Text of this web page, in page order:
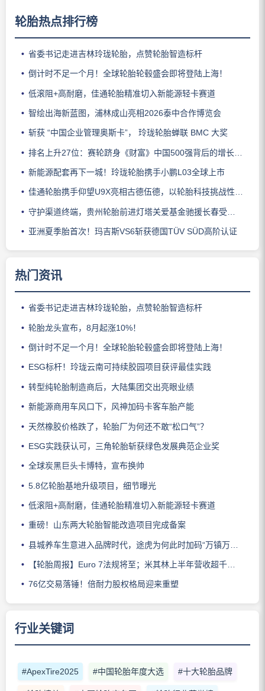
轮胎热点排行榜
省委书记走进吉林玲珑轮胎，点赞轮胎智造标杆
倒计时不足一个月！全球轮胎轮毂盛会即将登陆上海！
低滚阻+高耐磨，佳通轮胎精准切入新能源轻卡赛道
智绘出海新蓝图，浦林成山亮相2026泰中合作博览会
斩获 “中国企业管理奥斯卡”， 玲珑轮胎蝉联 BMC 大奖
排名上升27位：赛轮跻身《财富》中国500强背后的增长逻辑
新能源配套再下一城！玲珑轮胎携手小鹏L03全球上市
佳通轮胎携手仰望U9X亮相古德伍德，以轮胎科技挑战性能边界
守护渠道终端，贵州轮胎前进灯塔关爱基金驰援长春受灾门店
亚洲夏季胎首次！玛吉斯VS6斩获德国TÜV SÜD高阶认证
热门资讯
省委书记走进吉林玲珑轮胎，点赞轮胎智造标杆
轮胎龙头宣布，8月起涨10%！
倒计时不足一个月！全球轮胎轮毂盛会即将登陆上海！
ESG标杆！玲珑云南可持续胶园项目获评最佳实践
转型纯轮胎制造商后，大陆集团交出亮眼业绩
新能源商用车风口下，风神加码卡客车胎产能
天然橡胶价格跌了，轮胎厂为何还不敢“松口气”？
ESG实践获认可，三角轮胎斩获绿色发展典范企业奖
全球炭黑巨头卡博特，宣布换帅
5.8亿轮胎基地升级项目，细节曝光
低滚阻+高耐磨，佳通轮胎精准切入新能源轻卡赛道
重磅！山东两大轮胎智能改造项目完成备案
县城养车生意进入品牌时代，途虎为何此时加码“万镇万店”？
【轮胎周报】Euro 7法规将至；米其林上半年营收超千亿；倍耐力上半年盈利稳增；龙星炭黑斩获欧洲近万吨订单
76亿交易落锤！倍耐力股权格局迎来重塑
行业关键词
#ApexTire2025 #中国轮胎年度大选 #十大轮胎品牌